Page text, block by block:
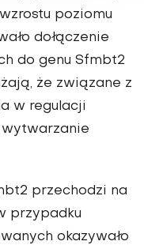
poziomu
dołączenie
do genu Sfmbt2
że związane z
w regulacji
wytwarzanie
przechodzi na
przypadku
okazywało